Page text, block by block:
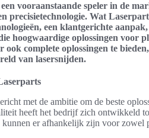
vooraanstaande speler in de
precisietechnologie. Wat
een klantgerichte
hoogwaardige oplossingen voor
ook complete oplossingen te
van lasersnijden.
met de ambitie om de beste
heeft het bedrijf zich ontwikkeld
er afhankelijk zijn voor zowel